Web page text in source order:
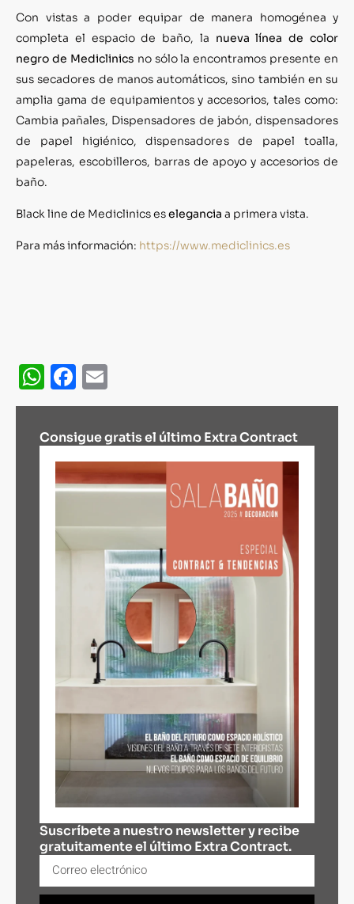
Con vistas a poder equipar de manera homogénea y
completa el espacio de baño, la nueva línea de color
negro de Mediclinics no sólo la encontramos presente en
sus secadores de manos automáticos, sino también en su
amplia gama de equipamientos y accesorios, tales como:
Cambia pañales, Dispensadores de jabón, dispensadores
de papel higiénico, dispensadores de papel toalla,
papeleras, escobilleros, barras de apoyo y accesorios de
baño.
Black line de Mediclinics eselegancia a primera vista.
Para más información: https://www.mediclinics.es
WhatsApp
Facebook
Consigue gratis el último Extra Contract
Suscríbete a nuestro newsletter y recibe
gratuitamente el último Extra Contract.